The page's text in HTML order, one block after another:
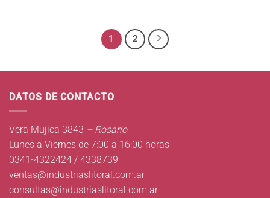
1 2
DATOS DE CONTACTO
Vera Mujica 3843 – Rosario
Lunes a Viernes de 7:00 a 16:00 horas
0341-4322424 / 4338739
ventas@industriaslitoral.com.ar
consultas@industriaslitoral.com.ar